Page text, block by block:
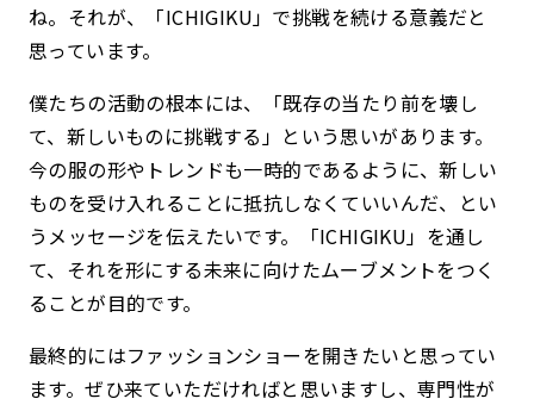
ね。それが、「ICHIGIKU」で挑戦を続ける意義だと
思っています。
僕たちの活動の根本には、「既存の当たり前を壊し
て、新しいものに挑戦する」という思いがあります。
今の服の形やトレンドも一時的であるように、新しい
ものを受け入れることに抵抗しなくていいんだ、とい
うメッセージを伝えたいです。「ICHIGIKU」を通し
て、それを形にする未来に向けたムーブメントをつく
ることが目的です。
最終的にはファッションショーを開きたいと思ってい
ます。ぜひ来ていただければと思いますし、専門性が